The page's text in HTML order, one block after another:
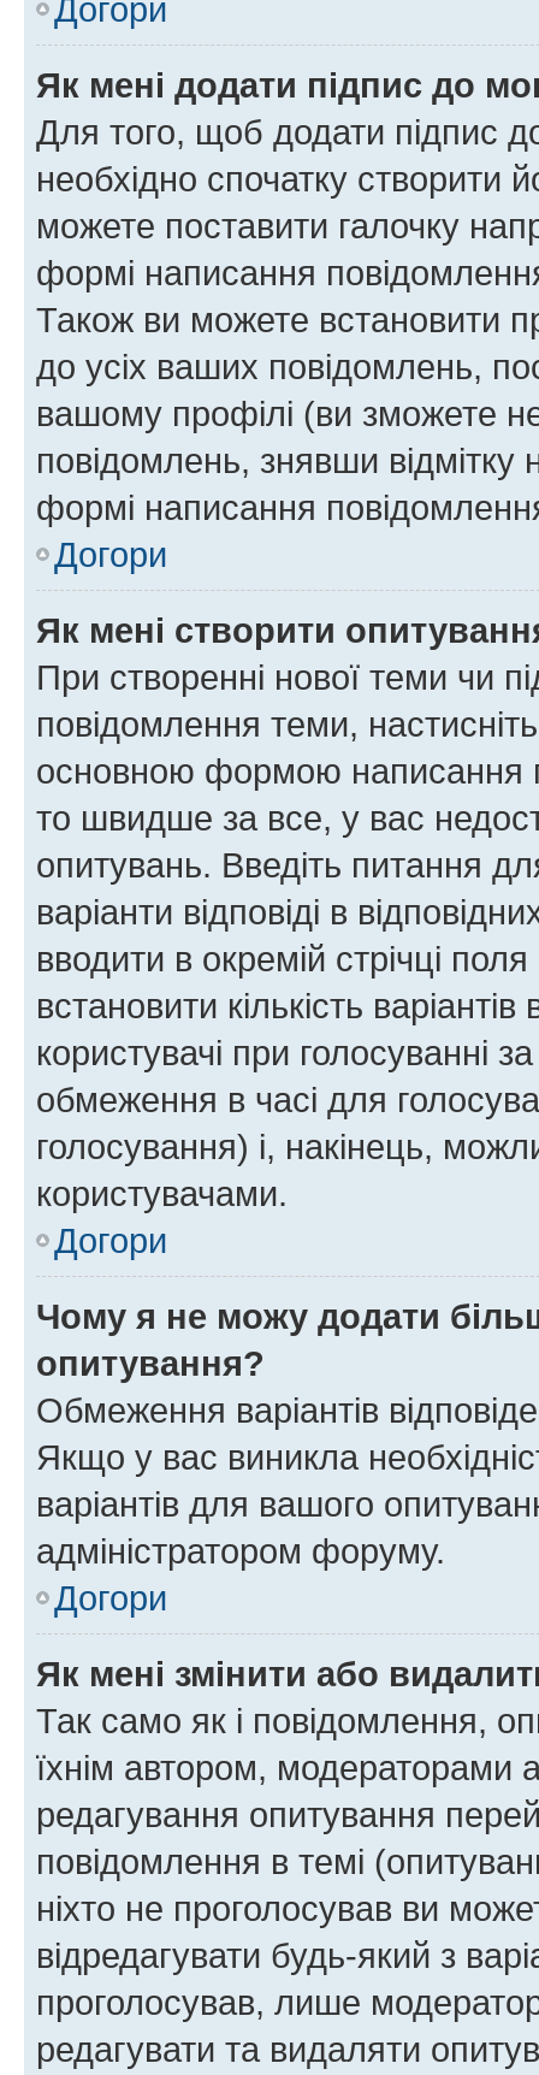
Догори
Як мені додати підпис до
Для того, щоб додати підпис
необхідно спочатку створити
можете поставити галочку
формі написання
Також ви можете встановити
до усіх ваших повідомлень,
вашому профілі (ви зможете
повідомлень, знявши відмітку
формі написання
Догори
Як мені створити
При створенні нової теми чи
повідомлення теми,
основною формою написання
то швидше за все, у вас
опитувань. Введіть питання
варіанти відповіді в
вводити в окремій стрічці
встановити кількість
користувачі при голосуванні
обмеження в часі для
голосування) і, накінець,
користувачами.
Догори
Чому я не можу додати
опитування?
Обмеження варіантів
Якщо у вас виникла
варіантів для вашого
адміністратором форуму.
Догори
Як мені змінити або
Так само як і повідомлення,
їхнім автором, модераторами
редагування опитування
повідомлення в темі
ніхто не проголосував ви
відредагувати будь-який з
проголосував, лише
редагувати та видаляти